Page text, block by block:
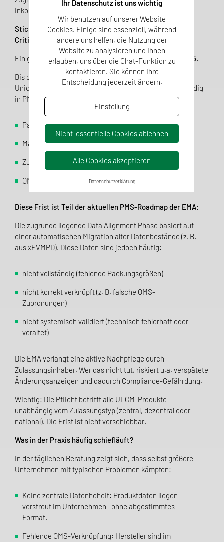
inkonsistent sind.
Stichtag: 31. Mai 2025 für Produkte der Union List of
Critical Medicines (ULCM)!
Ein ganz konkreter Termin steht bereits fest:31. Mai 2025.
Bis dahin müssen alle Arzneimittel, die auf der offiziellen
Union List of Critical Medicines geführt werden, vollständig
in PMS erfasst und validiert sein – inklusive:
Packungsinformationen
Marktstatus
Zulassungsstatus
OMS-Verknüpfung zu Herstellern
Diese Frist ist Teil der aktuellen PMS-Roadmap der EMA:
Die zugrunde liegende Data Alignment Phase basiert auf
einer automatischen Migration alter Datenbestände (z. B.
aus xEVMPD). Diese Daten sind jedoch häufig:
nicht vollständig (fehlende Packungsgrößen)
nicht korrekt verknüpft (z. B. falsche OMS-
Zuordnungen)
nicht systemisch validiert (technisch fehlerhaft oder
veraltet)
Die EMA verlangt eine aktive Nachpflege durch
Zulassungsinhaber. Wer das nicht tut, riskiert u.a. verspätete
Änderungsanzeigen und dadurch Compliance-Gefährdung.
Wichtig: Die Pflicht betrifft alle ULCM-Produkte –
unabhängig vom Zulassungstyp (zentral, dezentral oder
national). Die Frist ist nicht verschiebbar.
Was in der Praxis häufig schiefläuft?
In der täglichen Beratung zeigt sich, dass selbst größere
Unternehmen mit typischen Problemen kämpfen:
Keine zentrale Datenhoheit: Produktdaten liegen
verstreut im Unternehmen– ohne abgestimmtes
Format.
Fehlende OMS-Verknüpfung: Hersteller sind im
Ihr Datenschutz ist uns wichtig
Wir benutzen auf unserer Website
Cookies. Einige sind essenziell, während
andere uns helfen, die Nutzung der
Website zu analysieren und Ihnen
erlauben, uns über die Chat-Funktion zu
kontaktieren. Sie können Ihre
Entscheidung jederzeit ändern.
Einstellung
Nicht-essentielle Cookies ablehnen
Alle Cookies akzeptieren
Datenschutzerklärung